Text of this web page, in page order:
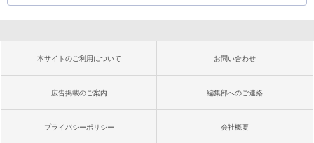
本サイトのご利用について お問い合わせ
広告掲載のご案内 編集部へのご連絡
プライバシーポリシー 会社概要